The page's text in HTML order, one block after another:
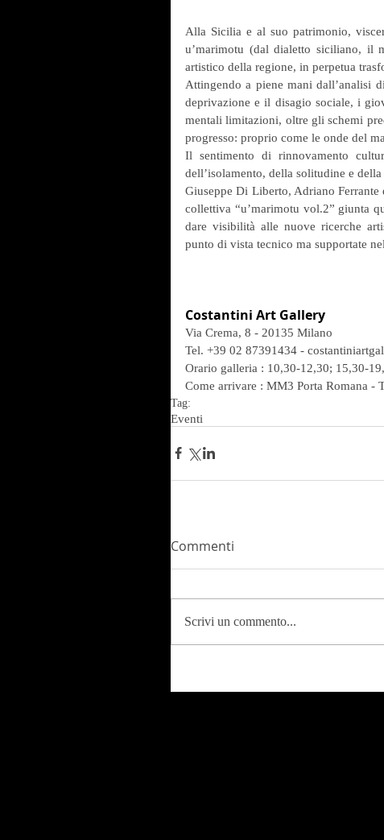
Alla Sicilia e al suo patrimonio,
u’marimotu (dal dialetto siciliano, il
artistico della regione, in perpetua
Attingendo a piene mani dall’analisi
deprivazione e il disagio sociale, i
mentali limitazioni, oltre gli schemi
progresso: proprio come le onde del
Il sentimento di rinnovamento
dell’isolamento, della solitudine e della
Giuseppe Di Liberto, Adriano
collettiva “u’marimotu vol.2” giunta
dare visibilità alle nuove ricerche
punto di vista tecnico ma supportate
Costantini Art Gallery
Via Crema, 8 - 20135 Milano
Tel. +39 02 87391434 -
Orario galleria : 10,30-12,30; 15,30-
Come arrivare : MM3 Porta Romana -
Tag:
Eventi
Commenti
Scrivi un commento...